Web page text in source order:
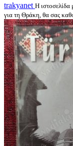
trakyanet Η ιστοσελίδα
για τη Θράκη, θα σας